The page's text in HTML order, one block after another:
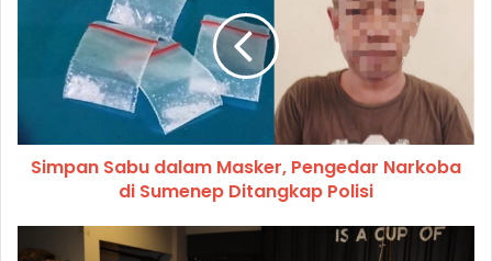
Simpan Sabu dalam Masker, Pengedar Narkoba
di Sumenep Ditangkap Polisi